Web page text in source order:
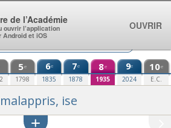
5e
1798
6e
1835
7e
1878
8e
1935
9e
2024
10e
E.C.
malappris, ise
de l’Académie
ouvrir l’application
Android et iOS
OUVRIR